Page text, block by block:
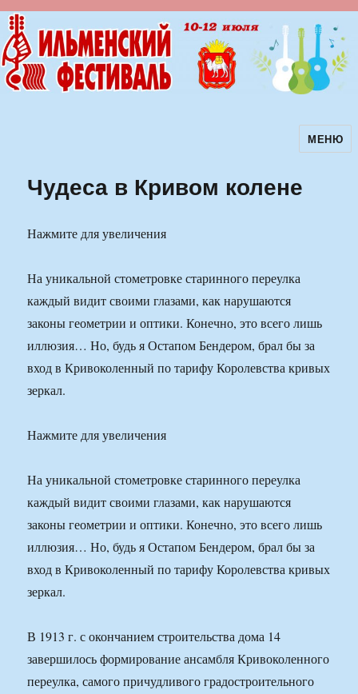
Ильменский фестиваль авторскойМЕНЮ
Чудеса в Кривом колене
Нажмите для увеличения
На уникальной стометровке старинного переулка
каждый видит своими глазами, как нарушаются
законы геометрии и оптики. Конечно, это всего лишь
иллюзия… Но, будь я Остапом Бендером, брал бы за
вход в Кривоколенный по тарифу Королевства кривых
зеркал.
Нажмите для увеличения
На уникальной стометровке старинного переулка
каждый видит своими глазами, как нарушаются
законы геометрии и оптики. Конечно, это всего лишь
иллюзия… Но, будь я Остапом Бендером, брал бы за
вход в Кривоколенный по тарифу Королевства кривых
зеркал.
В 1913 г. с окончанием строительства дома 14
завершилось формирование ансамбля Кривоколенного
переулка, самого причудливого градостроительного